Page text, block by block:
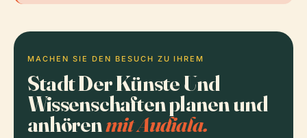
MACHEN SIE DEN BESUCH ZU IHREM
Stadt Der Künste Und
Wissenschaften planen und
anhörenmit Audiala.